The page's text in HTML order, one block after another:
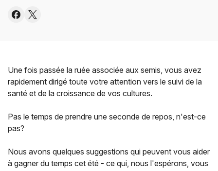
Une fois passée la ruée associée aux semis, vous avez
rapidement dirigé toute votre attention vers le suivi de la
santé et de la croissance de vos cultures.
Pas le temps de prendre une seconde de repos, n'est-ce
pas?
Nous avons quelques suggestions qui peuvent vous aider
à gagner du temps cet été - ce qui, nous l'espérons, vous